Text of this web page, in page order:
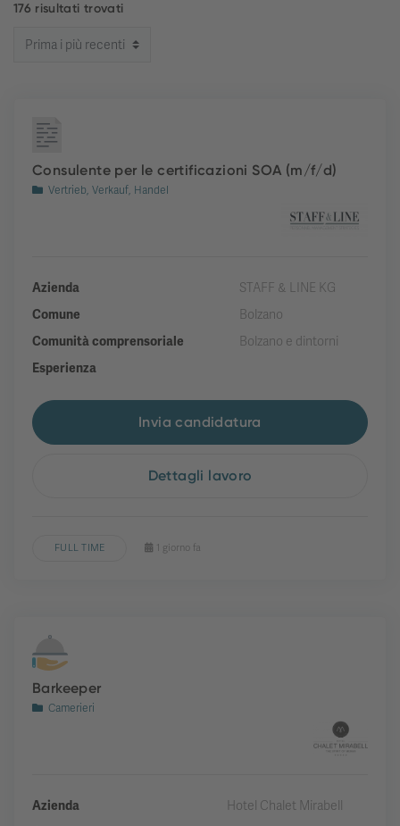
176 risultati trovati
Consulente per le certificazioni SOA (m/f/d)
Vertrieb, Verkauf, Handel
Azienda
STAFF & LINE KG
Comune
Bolzano
Comunità comprensoriale
Bolzano e dintorni
Esperienza
Invia candidatura
Dettagli lavoro
FULL TIME 1 giorno fa
Barkeeper
Camerieri
Azienda
Hotel Chalet Mirabell